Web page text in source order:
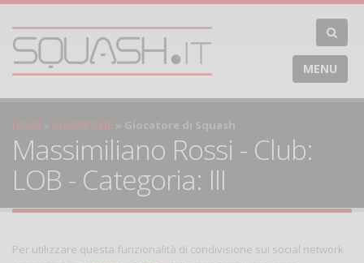
MENU
HOME CLASSIFICHE Giocatore di Squash
Massimiliano Rossi - Club:
LOB - Categoria: III
Per utilizzare questa funzionalità di condivisione sui social network